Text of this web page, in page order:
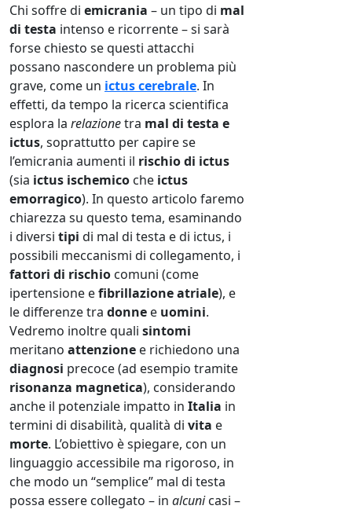
Chi soffre di emicrania – un tipo di mal
di testa intenso e ricorrente – si sarà
forse chiesto se questi attacchi
possano nascondere un problema più
grave, come un ictus cerebrale. In
effetti, da tempo la ricerca scientifica
esplora la relazionetra mal di testa e
ictus, soprattutto per capire se
l’emicrania aumenti il rischio di ictus
(sia ictus ischemico che ictus
emorragico). In questo articolo faremo
chiarezza su questo tema, esaminando
i diversi tipi di mal di testa e di ictus, i
possibili meccanismi di collegamento, i
fattori di rischio comuni (come
ipertensione efibrillazione atriale), e
le differenze tra donne e uomini.
Vedremo inoltre quali sintomi
meritano attenzione e richiedono una
diagnosi precoce (ad esempio tramite
risonanza magnetica), considerando
anche il potenziale impatto in Italia in
termini di disabilità, qualità di vita e
morte. L’obiettivo è spiegare, con un
linguaggio accessibile ma rigoroso, in
che modo un “semplice” mal di testa
possa essere collegato – in alcunicasi –